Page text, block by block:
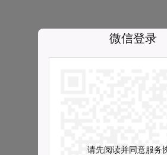
微信登录
请先阅读并同意服务